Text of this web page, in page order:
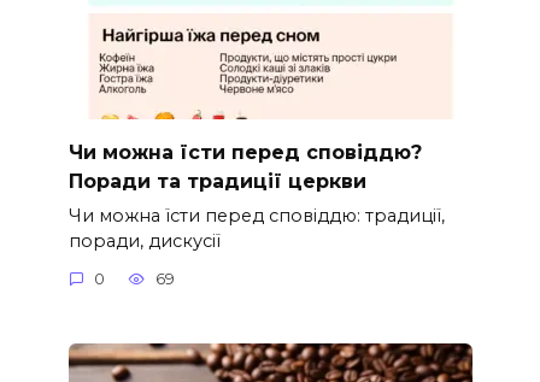
Чи можна їсти перед сповіддю?
Поради та традиції церкви
Чи можна їсти перед сповіддю: традиції,
поради, дискусії
0 69